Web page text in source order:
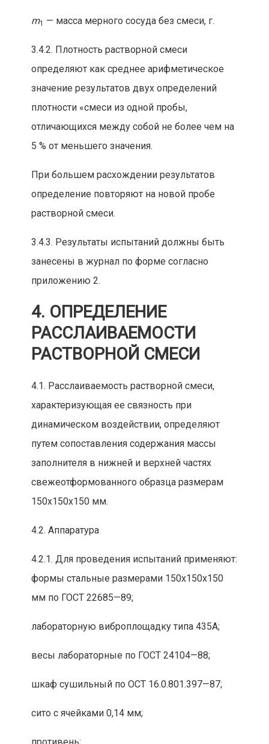
m1 — масса мерного сосуда без смеси, г.
3.4.2. Плотность растворной смеси
определяют как среднее арифметическое
значение результатов двух определений
плотности «смеси из одной пробы,
отличающихся между собой не более чем на
5 % от меньшего значения.
При большем расхождении результатов
определение повторяют на новой пробе
растворной смеси.
3.4.3. Результаты испытаний должны быть
занесены в журнал по форме согласно
приложению 2.
4. ОПРЕДЕЛЕНИЕ
РАССЛАИВАЕМОСТИ
РАСТВОРНОЙ СМЕСИ
4.1. Расслаиваемость растворной смеси,
характеризующая ее связность при
динамическом воздействии, определяют
путем сопоставления содержания массы
заполнителя в нижней и верхней частях
свежеотформованного образца размерам
150х150х150 мм.
4.2. Аппаратура
4.2.1. Для проведения испытаний применяют:
формы стальные размерами 150х150х150
мм по ГОСТ 22685—89;
лабораторную виброплощадку типа 435А;
весы лабораторные по ГОСТ 24104—88;
шкаф сушильный по ОСТ 16.0.801.397—87;
сито с ячейками 0,14 мм;